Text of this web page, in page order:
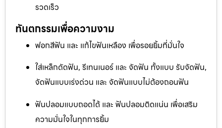
รวดเร็ว
ทันตกรรมเพื่อความงาม
ฟอกสีฟัน และ แก้ไขฟันเหลือง เพื่อรอยยิ้มที่มั่นใจ
ใส่เหล็กดัดฟัน, รีเทนเนอร์ และ จัดฟัน ทั้งแบบ รับจัดฟัน,
จัดฟันแบบเร่งด่วน และ จัดฟันแบบไม่ต้องถอนฟัน
ฟันปลอมแบบถอดได้ และ ฟันปลอมติดแน่น เพื่อเสริม
ความมั่นใจในทุกการยิ้ม